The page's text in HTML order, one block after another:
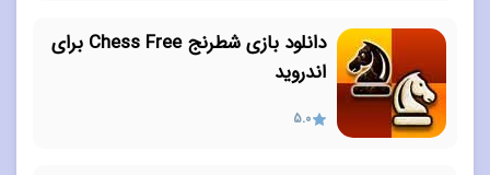
دانلود بازی شطرنج Chess Free برای
اندروید
5.0